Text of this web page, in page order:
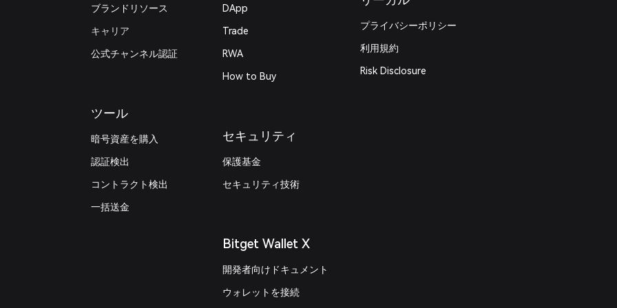
ブランドリソース
キャリア
公式チャンネル認証
ツール
暗号資産を購入
認証検出
コントラクト検出
一括送金
DApp
Trade
RWA
How to Buy
セキュリティ
保護基金
セキュリティ技術
Bitget Wallet X
開発者向けドキュメント
ウォレットを接続
プライバシーポリシー
利用規約
Risk Disclosure